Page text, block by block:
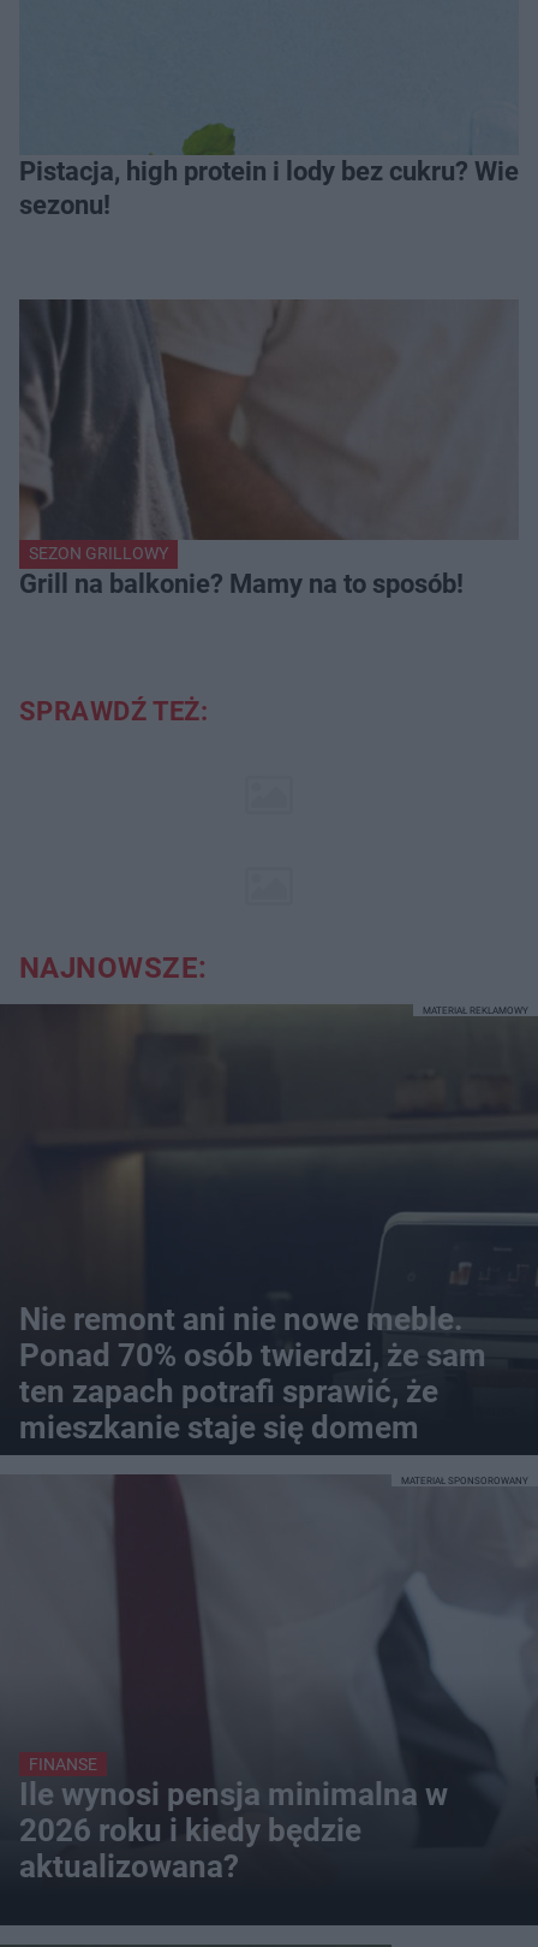
Pistacja, high protein i lody bez cukru?
sezonu!
SEZON GRILLOWY
Grill na balkonie? Mamy na to sposób!
SPRAWDŹ TEŻ:
NAJNOWSZE:
Nie remont ani nie nowe meble.
Ponad 70% osób twierdzi, że sam
ten zapach potrafi sprawić, że
mieszkanie staje się domem
MATERIAŁ REKLAMOWY
FINANSE
Ile wynosi pensja minimalna w
2026 roku i kiedy będzie
aktualizowana?
MATERIAŁ SPONSOROWANY